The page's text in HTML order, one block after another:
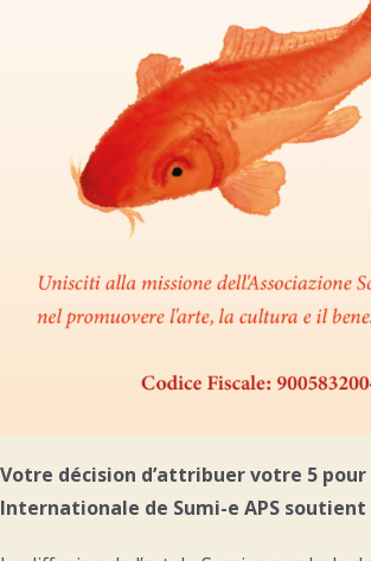
Votre décision d’attribuer votre 5 pour
Internationale de Sumi-e APS soutient